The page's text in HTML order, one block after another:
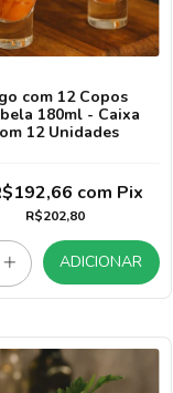
com 12 Copos
180ml - Caixa
12 Unidades
R$202,80
com Pix
ADICIONAR